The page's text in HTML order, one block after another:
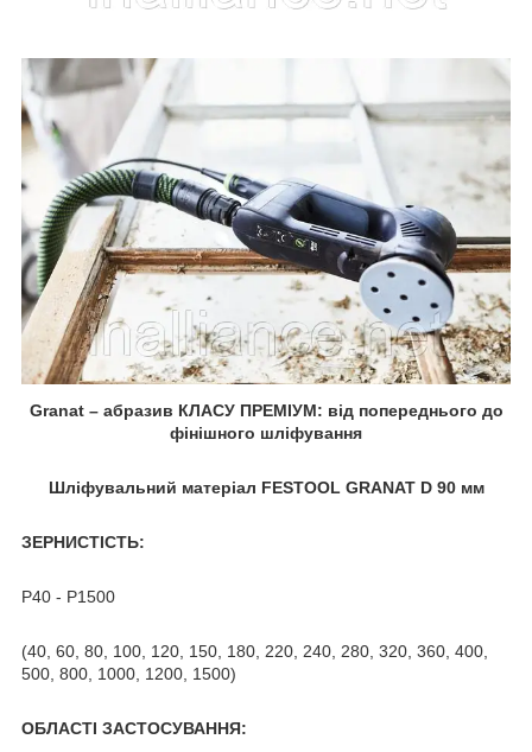
Granat – абразив КЛАСУ ПРЕМІУМ: від попереднього до
фінішного шліфування
Шліфувальний матеріал FESTOOL GRANAT D 90 мм
ЗЕРНИСТІСТЬ:
Р40 - Р1500
(40, 60, 80, 100, 120, 150, 180, 220, 240, 280, 320, 360, 400,
500, 800, 1000, 1200, 1500)
ОБЛАСТІ ЗАСТОСУВАННЯ: